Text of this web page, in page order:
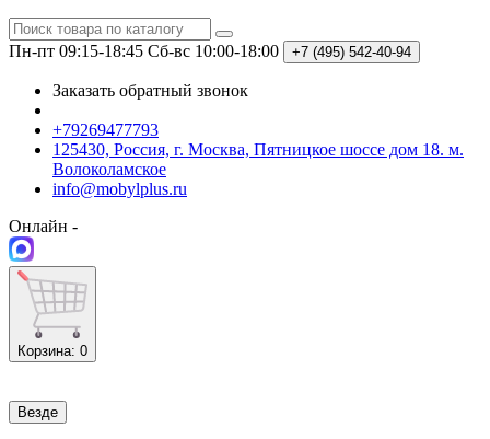
Пн-пт 09:15-18:45 Сб-вс 10:00-18:00 +7 (495) 542-40-94
Заказать обратный звонок
+79269477793
125430, Россия, г. Москва, Пятницкое шоссе дом 18. м.
Волоколамское
info@mobylplus.ru
Онлайн -
Корзина: 0
Везде